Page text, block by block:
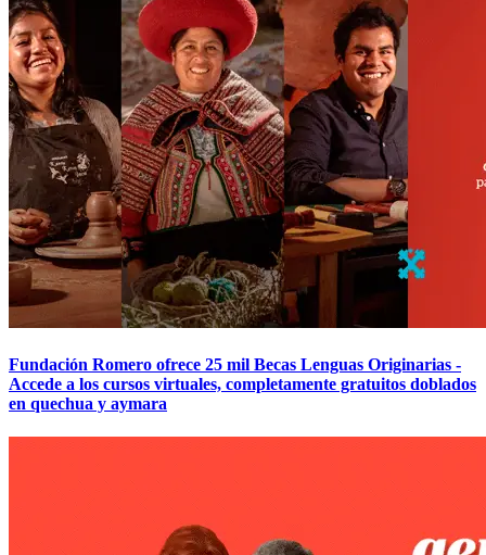
Fundación Romero ofrece 25 mil Becas Lenguas Originarias -
Accede a los cursos virtuales, completamente gratuitos doblados
en quechua y aymara